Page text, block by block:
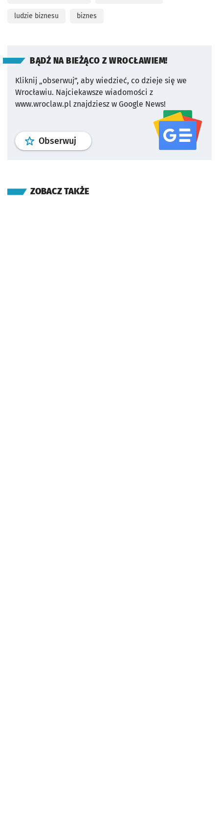
ludzie biznesu biznes
BĄDŹ NA BIEŻĄCO Z WROCŁAWIEM!
Kliknij „obserwuj”, aby wiedzieć, co dzieje się we
Wrocławiu. Najciekawsze wiadomości z
www.wroclaw.pl znajdziesz w Google News!
Obserwuj profil serwisu
ZOBACZ TAKŻE